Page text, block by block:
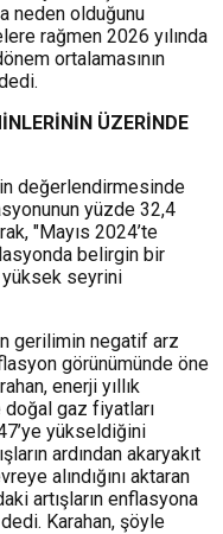
neden olduğunu
rağmen 2026 yılında
ortalamasının
ÜZERİNDE
değerlendirmesinde
yüzde 32,4
"Mayıs 2024’te
belirgin bir
seyrini
gerilimin negatif arz
görünümünde öne
enerji yıllık
gaz fiyatları
yükseldiğini
ardından akaryakıt
alındığını aktaran
artışların enflasyona
dedi. Karahan, şöyle